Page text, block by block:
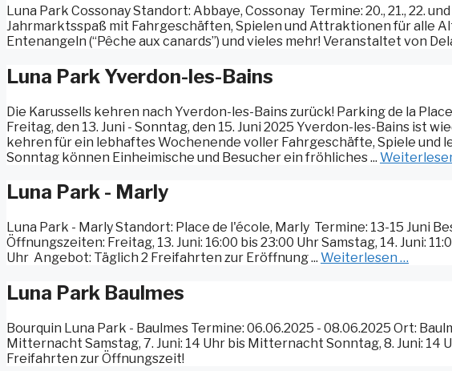
Luna Park Cossonay Standort: Abbaye, Cossonay ️ Termine: 20., 21., 22.
Jahrmarktsspaß mit Fahrgeschäften, Spielen und Attraktionen für alle
Entenangeln (“Pêche aux canards”) und vieles mehr! Veranstaltet von
Luna Park Yverdon-les-Bains
Die Karussells kehren nach Yverdon-les-Bains zurück! Parking de la
Freitag, den 13. Juni - Sonntag, den 15. Juni 2025 Yverdon-les-Bains ist
kehren für ein lebhaftes Wochenende voller Fahrgeschäfte, Spiele und
Sonntag können Einheimische und Besucher ein fröhliches ...
Luna Park - Marly
Luna Park - Marly Standort: Place de l'école, Marly ️ Termine: 13-15 Juni
Öffnungszeiten: Freitag, 13. Juni: 16:00 bis 23:00 Uhr Samstag, 14. Juni:
Uhr ️ Angebot: Täglich 2 Freifahrten zur Eröffnung ... Weiterlesen …
Luna Park Baulmes
Bourquin Luna Park - Baulmes Termine: 06.06.2025 - 08.06.2025 Ort:
Mitternacht Samstag, 7. Juni: 14 Uhr bis Mitternacht Sonntag, 8. Juni: 14
Freifahrten zur Öffnungszeit!